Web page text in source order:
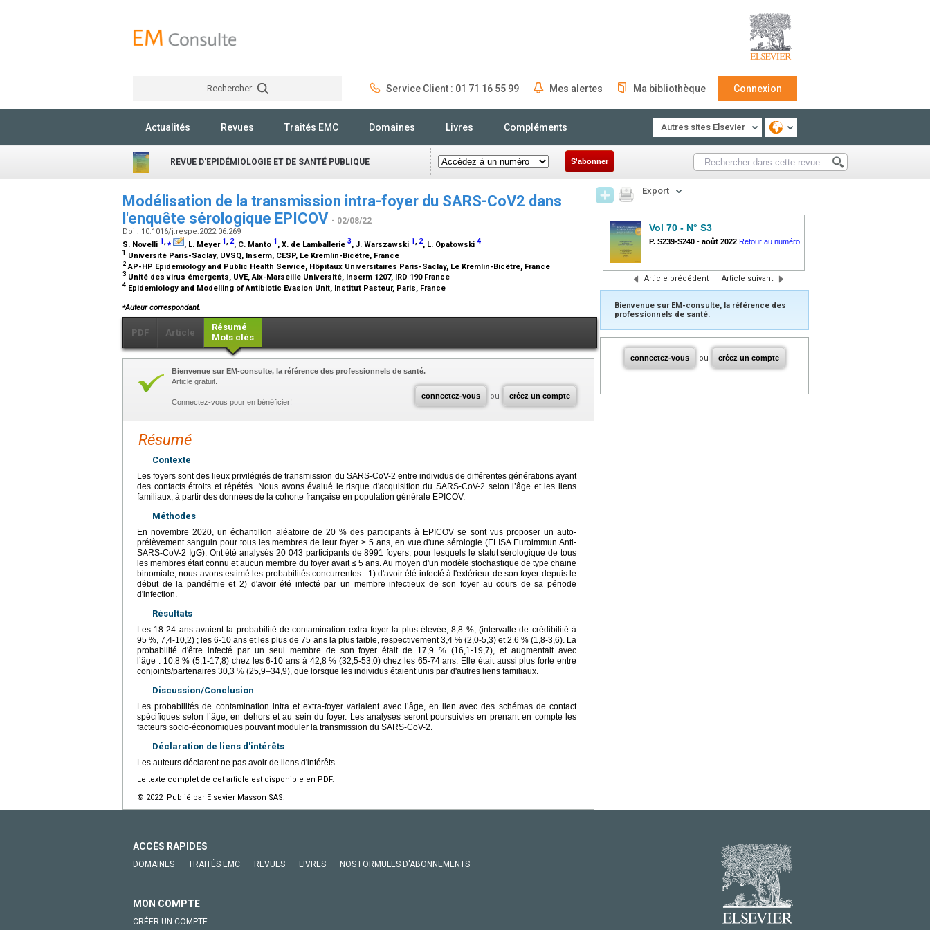
Rechercher Service Client : 01 71 16 55 99 Mes alertes Ma bibliothèque Connexion
Actualités Revues Traités EMC Domaines Livres Compléments Autres sites Elsevier
REVUE D'EPIDÉMIOLOGIE ET DE SANTÉ PUBLIQUE S'abonner
Modélisation de la transmission intra-foyer du SARS-CoV2 dans
l'enquête sérologique EPICOV - 02/08/22
Doi : 10.1016/j.respe.2022.06.269
S. Novelli 1,⁎ , L. Meyer 1, 2, C. Manto 1 , X. de Lamballerie 3, J. Warszawski 1, 2, L. Opatowski 4
1 Université Paris-Saclay, UVSQ, Inserm, CESP, Le Kremlin-Bicêtre, France
2 AP-HP Epidemiology and Public Health Service, Hôpitaux Universitaires Paris-Saclay, Le Kremlin-Bicêtre, France
3 Unité des virus émergents, UVE, Aix-Marseille Université, Inserm 1207, IRD 190 France
4 Epidemiology and Modelling of Antibiotic Evasion Unit, Institut Pasteur, Paris, France
⁎Auteur correspondant.
PDF Article
Résumé
Mots clés
connectez-vous ou créez un compte
Bienvenue sur EM-consulte, la référence des professionnels de santé.
Article gratuit.
Connectez-vous pour en bénéficier!
Résumé
Contexte
Les foyers sont des lieux privilégiés de transmission du SARS-CoV-2 entre individus de différentes générations ayant
des contacts étroits et répétés. Nous avons évalué le risque d'acquisition du SARS-CoV-2 selon l’âge et les liens
familiaux, à partir des données de la cohorte française en population générale EPICOV.
Méthodes
En novembre 2020, un échantillon aléatoire de 20 % des participants à EPICOV se sont vus proposer un auto-
prélèvement sanguin pour tous les membres de leur foyer > 5 ans, en vue d'une sérologie (ELISA Euroimmun Anti-
SARS-CoV-2 IgG). Ont été analysés 20 043 participants de 8991 foyers, pour lesquels le statut sérologique de tous
les membres était connu et aucun membre du foyer avait ≤ 5 ans. Au moyen d'un modèle stochastique de type chaine
binomiale, nous avons estimé les probabilités concurrentes : 1) d'avoir été infecté à l'extérieur de son foyer depuis le
début de la pandémie et 2) d'avoir été infecté par un membre infectieux de son foyer au cours de sa période
d'infection.
Résultats
Les 18-24 ans avaient la probabilité de contamination extra-foyer la plus élevée, 8,8 %, (intervalle de crédibilité à
95 %, 7,4-10,2) ; les 6-10 ans et les plus de 75 ans la plus faible, respectivement 3,4 % (2,0-5,3) et 2.6 % (1,8-3,6). La
probabilité d'être infecté par un seul membre de son foyer était de 17,9 % (16,1-19,7), et augmentait avec
l’âge : 10,8 % (5,1-17,8) chez les 6-10 ans à 42,8 % (32,5-53,0) chez les 65-74 ans. Elle était aussi plus forte entre
conjoints/partenaires 30,3 % (25,9–34,9), que lorsque les individus étaient unis par d'autres liens familiaux.
Discussion/Conclusion
Les probabilités de contamination intra et extra-foyer variaient avec l’âge, en lien avec des schémas de contact
spécifiques selon l’âge, en dehors et au sein du foyer. Les analyses seront poursuivies en prenant en compte les
facteurs socio-économiques pouvant moduler la transmission du SARS-CoV-2.
Déclaration de liens d'intérêts
Les auteurs déclarent ne pas avoir de liens d'intérêts.
Le texte complet de cet article est disponible en PDF.
© 2022 Publié par Elsevier Masson SAS.
Export
Vol 70 - N° S3
P. S239-S240 - août 2022 Retour au numéro
Article précédent | Article suivant
Bienvenue sur EM-consulte, la référence des
professionnels de santé.
connectez-vous ou créez un compte
ACCÈS RAPIDES
DOMAINES TRAITÉS EMC REVUES LIVRES NOS FORMULES D'ABONNEMENTS
MON COMPTE
CRÉER UN COMPTE